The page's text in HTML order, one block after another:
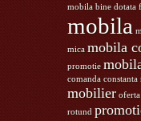
mobila bine dotata
mobila
mica mobila
promotie
comanda constanta
mobilier oferta
rotund